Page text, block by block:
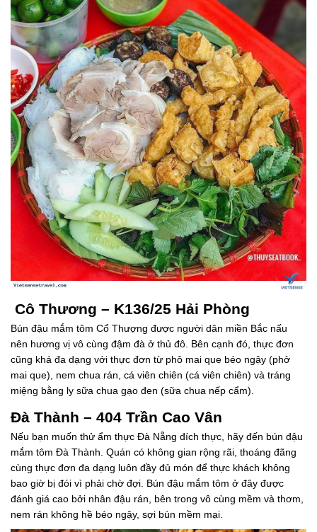
Cô Thương – K136/25 Hải Phòng
Bún đậu mắm tôm Cổ Thượng được người dân miền Bắc nấu
nên hương vị vô cùng đậm đà ở thủ đô. Bên cạnh đó, thực đơn
cũng khá đa dạng với thực đơn từ phô mai que béo ngậy (phở
mai que), nem chua rán, cá viên chiên (cá viên chiên) và tráng
miệng bằng ly sữa chua gạo đen (sữa chua nếp cẩm).
Đà Thành – 404 Trần Cao Vân
Nếu bạn muốn thử ẩm thực Đà Nẵng đích thực, hãy đến bún đậu
mắm tôm Đà Thành. Quán có không gian rộng rãi, thoáng đãng
cùng thực đơn đa dạng luôn đầy đủ món để thực khách không
bao giờ bị đói vì phải chờ đợi. Bún đậu mắm tôm ở đây được
đánh giá cao bởi nhân đậu rán, bên trong vô cùng mềm và thơm,
nem rán không hề béo ngậy, sợi bún mềm mại.